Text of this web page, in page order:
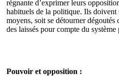
régnante d’exprimer leurs
habituels de la politique. Ils doivent
moyens, soit se détourner
des laissés pour compte du
Pouvoir et opposition :